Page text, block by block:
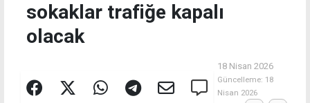
sokaklar trafiğe kapalı
olacak
18 Nisan 2026
Güncelleme: 18
Nisan 2026